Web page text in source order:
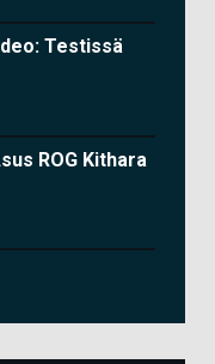
Testissä
ROG Kithara